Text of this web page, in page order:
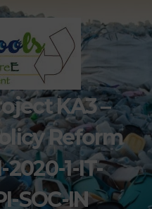
KA3 –
Reform
2020-1-IT-
SOC-IN